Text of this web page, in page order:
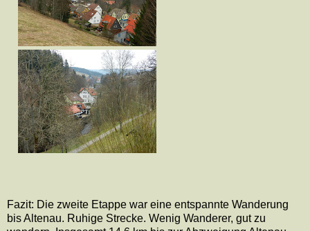
Fazit: Die zweite Etappe war eine entspannte Wanderung
bis Altenau. Ruhige Strecke. Wenig Wanderer, gut zu